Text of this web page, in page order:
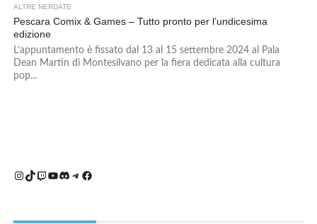
ALTRE NERDATE
Pescara Comix & Games – Tutto pronto per l’undicesima
edizione
L’appuntamento è fissato dal 13 al 15 settembre 2024 al Pala
Dean Martin di Montesilvano per la fiera dedicata alla cultura
pop...
Instagram
TikTok
Twitch
YouTube
Discord
Telegram
Facebook